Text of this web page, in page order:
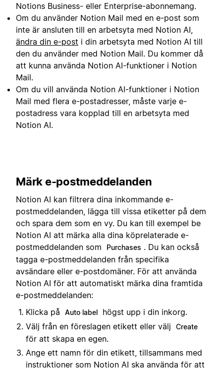
Notions Business- eller Enterprise-abonnemang.
Om du använder Notion Mail med en e-post som
inte är ansluten till en arbetsyta med Notion AI,
ändra din e-post i din arbetsyta med Notion AI till
den du använder med Notion Mail. Du kommer då
att kunna använda Notion AI-funktioner i Notion
Mail.
Om du vill använda Notion AI-funktioner i Notion
Mail med flera e-postadresser, måste varje e-
postadress vara kopplad till en arbetsyta med
Notion AI.
Märk e-postmeddelanden
Notion AI kan filtrera dina inkommande e-
postmeddelanden, lägga till vissa etiketter på dem
och spara dem som en vy. Du kan till exempel be
Notion AI att märka alla dina köprelaterade e-
postmeddelanden som
Purchases . Du kan också
tagga e-postmeddelanden från specifika
avsändare eller e-postdomäner. För att använda
Notion AI för att automatiskt märka dina framtida
e-postmeddelanden:
Klicka på
Auto label
högst upp i din inkorg.
Välj från en föreslagen etikett eller välj
Create
för att skapa en egen.
Ange ett namn för din etikett, tillsammans med
instruktioner som Notion AI ska använda för att